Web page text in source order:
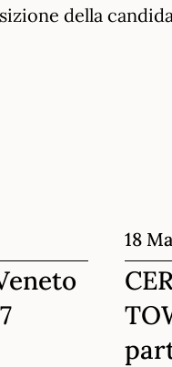
della
18